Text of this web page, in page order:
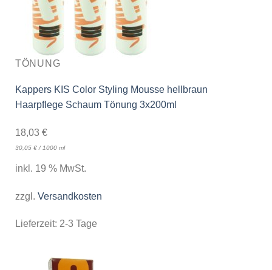
TÖNUNG
Kappers KIS Color Styling Mousse hellbraun
Haarpflege Schaum Tönung 3x200ml
18,03 €
30,05 €/ 1000 ml
inkl. 19 % MwSt.
zzgl. Versandkosten
Lieferzeit: 2-3 Tage